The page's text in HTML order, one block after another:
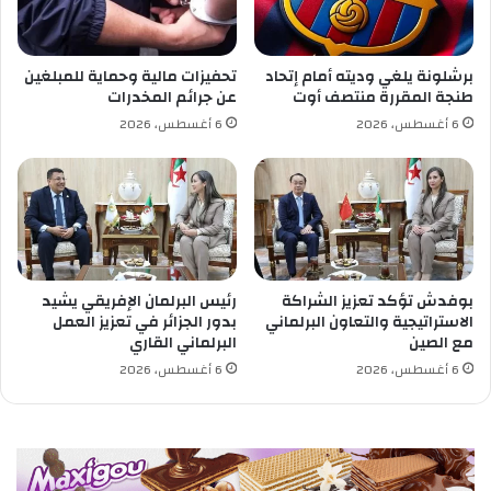
ع
م
ج
ل
س
ا
و
ز
ر
ا
ء
برشلونة يلغي وديته أمام إتحاد
طنجة المقررة منتصف أوت
6 أغسطس، 2026
تحفيزات مالية وحماية للمبلغين
عن جرائم المخدرات
6 أغسطس، 2026
بوفدش تؤكد تعزيز الشراكة
الاستراتيجية والتعاون البرلماني
مع الصين
6 أغسطس، 2026
رئيس البرلمان الإفريقي يشيد
بدور الجزائر في تعزيز العمل
البرلماني القاري
6 أغسطس، 2026